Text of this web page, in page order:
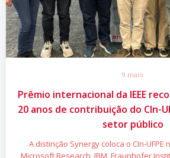
9 maio
Prêmio internacional da IEEE
20 anos de contribuição do CIn-
setor público
A distinção Synergy coloca o CIn-UFPE
Microsoft Research, IBM, Fraunhofer